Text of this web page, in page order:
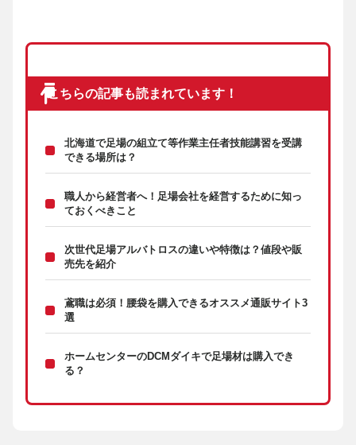
こちらの記事も読まれています！
北海道で足場の組立て等作業主任者技能講習を受講
できる場所は？
職人から経営者へ！足場会社を経営するために知っ
ておくべきこと
次世代足場アルバトロスの違いや特徴は？値段や販
売先を紹介
鳶職は必須！腰袋を購入できるオススメ通販サイト3
選
ホームセンターのDCMダイキで足場材は購入でき
る？